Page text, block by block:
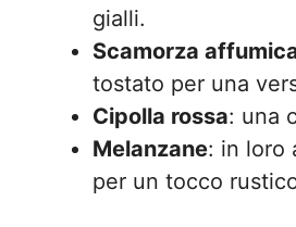
gialli.
Scamorza
tostato per una
Cipolla rossa: una
Melanzane: in loro
per un tocco